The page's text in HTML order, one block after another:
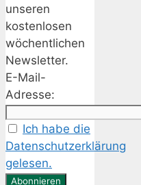
unseren
kostenlosen
wöchentlichen
Newsletter.
E-Mail-
Adresse:
Ich habe die
Datenschutzerklärung
gelesen.